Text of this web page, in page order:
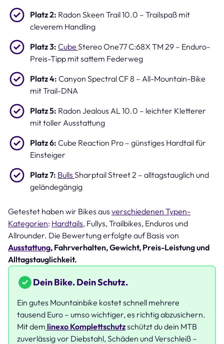
Platz 2: Radon Skeen Trail 10.0 – Trailspaß mit
cleverem Handling
Platz 3: Cube Stereo One77 C:68X TM 29 – Enduro-
Preis-Tipp mit sattem Federweg
Platz 4: Canyon Spectral CF 8 – All-Mountain-Bike
mit Trail-DNA
Platz 5: Radon Jealous AL 10.0 – leichter Kletterer
mit toller Ausstattung
Platz 6: Cube Reaction Pro – günstiges Hardtail für
Einsteiger
Platz 7: Bulls Sharptail Street 2 – alltagstauglich und
geländegängig
Getestet haben wir Bikes aus verschiedenen Typen-
Kategorien: Hardtails, Fullys, Trailbikes, Enduros und
Allrounder. Die Bewertung erfolgte auf Basis von
Ausstattung, Fahrverhalten, Gewicht, Preis-Leistung und
Alltagstauglichkeit.
Dein Bike. Dein Schutz.
Ein gutes Mountainbike kostet schnell mehrere
tausend Euro – umso wichtiger, es richtig abzusichern.
Mit dem linexo Komplettschutzschützt du dein MTB
zuverlässig vor Diebstahl, Schäden und Verschleiß –